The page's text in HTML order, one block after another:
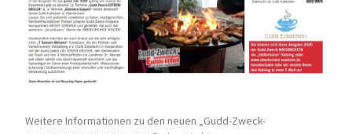
Weitere Informationen zu den neuen „Gudd-Zweck-